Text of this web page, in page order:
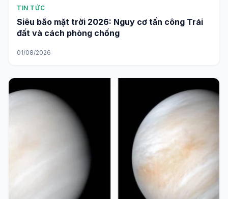
TIN TỨC
Siêu bão mặt trời 2026: Nguy cơ tấn công Trái
đất và cách phòng chống
01/08/2026